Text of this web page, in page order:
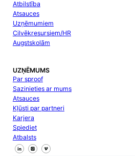
Atbilstība
Atsauces
Uzņēmumiem
Cilvēkresursiem/HR
Augstskolām
UZŅĒMUMS
Par sproof
Sazinieties ar mums
Atsauces
Kļūsti par partneri
Karjera
Spiediet
Atbalsts
Sekojiet mums Facebook
Sekojiet mums X
Sekojiet mums LinkedIn